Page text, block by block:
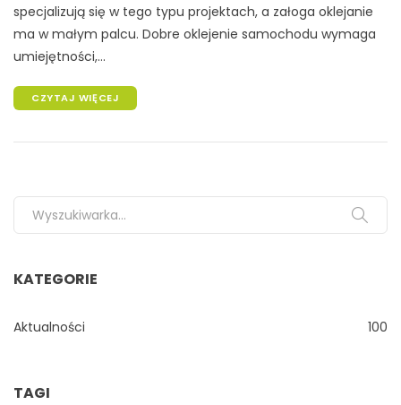
specjalizują się w tego typu projektach, a załoga oklejanie
ma w małym palcu. Dobre oklejenie samochodu wymaga
umiejętności,...
CZYTAJ WIĘCEJ
Search for:
KATEGORIE
Aktualności 100
TAGI